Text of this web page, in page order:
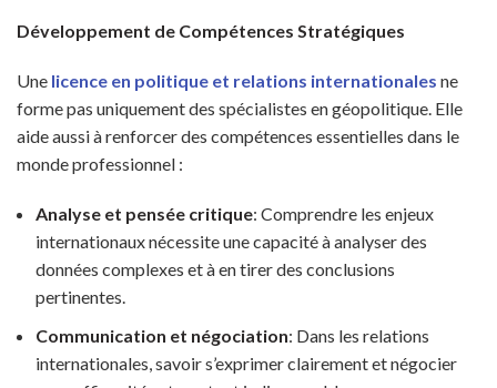
Développement de Compétences Stratégiques
Une licence en politique et relations internationales ne
forme pas uniquement des spécialistes en géopolitique. Elle
aide aussi à renforcer des compétences essentielles dans le
monde professionnel :
Analyse et pensée critique: Comprendre les enjeux
internationaux nécessite une capacité à analyser des
données complexes et à en tirer des conclusions
pertinentes.
Communication et négociation: Dans les relations
internationales, savoir s’exprimer clairement et négocier